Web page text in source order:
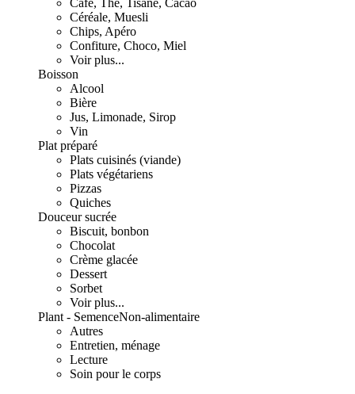
Café, Thé, Tisane, Cacao
Céréale, Muesli
Chips, Apéro
Confiture, Choco, Miel
Voir plus...
Boisson
Alcool
Bière
Jus, Limonade, Sirop
Vin
Plat préparé
Plats cuisinés (viande)
Plats végétariens
Pizzas
Quiches
Douceur sucrée
Biscuit, bonbon
Chocolat
Crème glacée
Dessert
Sorbet
Voir plus...
Plant - SemenceNon-alimentaire
Autres
Entretien, ménage
Lecture
Soin pour le corps